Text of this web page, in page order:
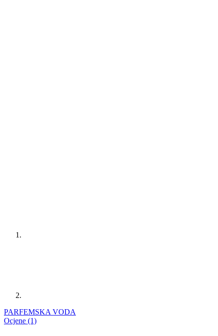
PARFEMSKA VODA
Ocjene (1)